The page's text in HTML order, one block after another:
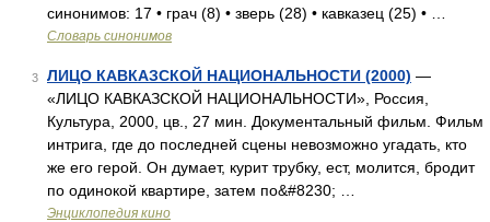
синонимов: 17 • грач (8) • зверь (28) • кавказец (25) • …
Словарь синонимов
3 ЛИЦО КАВКАЗСКОЙ НАЦИОНАЛЬНОСТИ (2000) —
«ЛИЦО КАВКАЗСКОЙ НАЦИОНАЛЬНОСТИ», Россия,
Культура, 2000, цв., 27 мин. Документальный фильм. Фильм
интрига, где до последней сцены невозможно угадать, кто
же его герой. Он думает, курит трубку, ест, молится, бродит
по одинокой квартире, затем по&#8230; …
Энциклопедия кино